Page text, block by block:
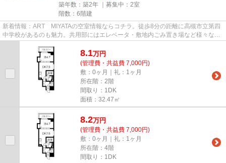
築年数：築2年 ｜募集中： 2室
階数：6階建
新着情報：ART MIYATAの空室情報ならコチラ。徒歩8分の距離に高槻市立第四
中学校があるのも魅力。共用部にはエレベータ・敷地内ごみ置き場など様々な設
8.1万円
(管理費・共益費 7,000円)
敷：0ヶ月｜礼：1ヶ月
所在階：2階
間取り：1DK
面積：32.47㎡
8.2万円
(管理費・共益費 7,000円)
敷：0ヶ月｜礼：1ヶ月
所在階：4階
間取り：1DK